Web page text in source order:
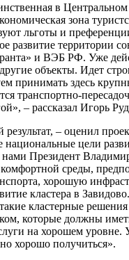
в
зона
льготы и
развитие территории
и ВЭБ РФ. Уже
объекты. Идет
принимать здесь
транспортно-
– рассказал Игорь
результат, – оценил
цели
нами Президент
среды,
хорошую
кластера в
кластерные
которые должны
на хорошем уровне.
хорошо получиться».